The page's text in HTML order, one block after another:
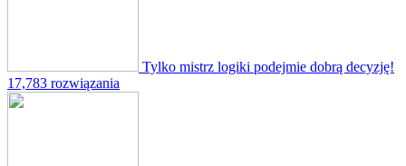
Tylko mistrz logiki podejmie dobrą decyzję!
17,783 rozwiązania